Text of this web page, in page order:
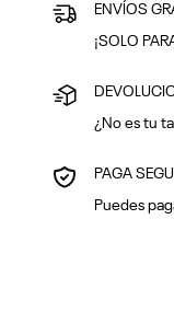
ENVÍOS
¡SOLO
¿No es tu
PAGA
Puedes